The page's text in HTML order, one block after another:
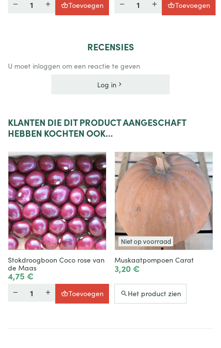
Toevoegen Toevoegen
RECENSIES
U moet inloggen om een reactie te geven
Log in
KLANTEN DIE DIT PRODUCT AANGESCHAFT
HEBBEN KOCHTEN OOK...
Stokdroogboon Coco rose van
de Maas
4,75 €
Toevoegen
Niet op voorraad
Muskaatpompoen Carat
3,20 €
Het product zien